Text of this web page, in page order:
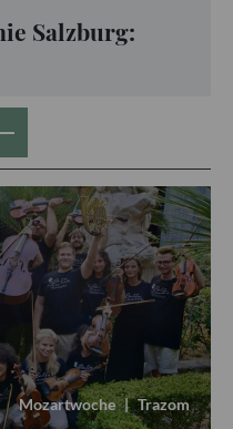
Salzburg:
Mozartwoche | Trazom